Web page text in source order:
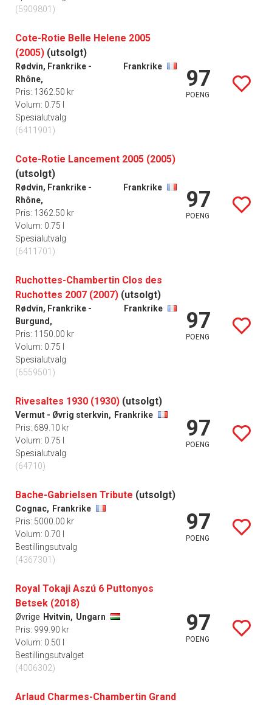
(5909801)
Cote-Rotie Belle Helene 2005
(2005) (utsolgt)
Rødvin, Frankrike -
Rhône,
Frankrike
Pris: 1362.50 kr
Volum: 0.75 l
Spesialutvalg
(6411901)
97
POENG
Cote-Rotie Lancement 2005 (2005)
(utsolgt)
Rødvin, Frankrike -
Rhône,
Frankrike
Pris: 1362.50 kr
Volum: 0.75 l
Spesialutvalg
(6411701)
97
POENG
Ruchottes-Chambertin Clos des
Ruchottes 2007 (2007) (utsolgt)
Rødvin, Frankrike -
Burgund,
Frankrike
Pris: 1150.00 kr
Volum: 0.75 l
Spesialutvalg
(6559501)
97
POENG
Rivesaltes 1930 (1930) (utsolgt)
Vermut - Øvrig sterkvin, Frankrike
Pris: 689.10 kr
Volum: 0.75 l
Spesialutvalg
(64710)
97
POENG
Bache-Gabrielsen Tribute (utsolgt)
Cognac, Frankrike
Pris: 5000.00 kr
Volum: 0.70 l
Bestillingsutvalg
(4367301)
97
POENG
Royal Tokaji Aszú 6 Puttonyos
Betsek (2018)
Øvrige Hvitvin, Ungarn
Pris: 999.90 kr
Volum: 0.50 l
Bestillingsutvalget
(4006302)
97
POENG
Arlaud Charmes-Chambertin Grand